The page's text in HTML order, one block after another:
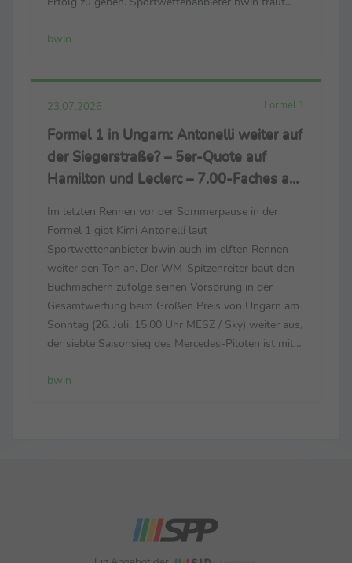
wieder um Titel mitzuspielen. Für die
bwin
23.07.2026 Formel 1
Formel 1 in Ungarn: Antonelli weiter auf
der Siegerstraße? – 5er-Quote auf
Hamilton und Leclerc – 7.00-Faches auf
Im letzten Rennen vor der Sommerpause in der
Formel 1 gibt Kimi Antonelli laut
Sportwettenanbieter bwin auch im elften Rennen
weiter den Ton an. Der WM-Spitzenreiter baut den
Buchmachern zufolge seinen Vorsprung in der
Gesamtwertung beim Großen Preis von Ungarn am
Sonntag (26. Juli, 15:00 Uhr MESZ / Sky) weiter aus,
der siebte Saisonsieg des Mercedes-Piloten ist mit
dem Hungaroring zählen auch die zuletzt starken
bwin